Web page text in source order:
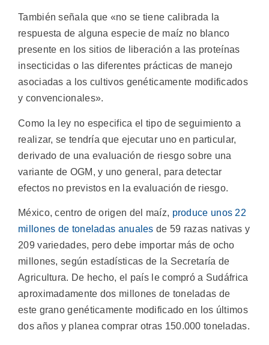
También señala que «no se tiene calibrada la
respuesta de alguna especie de maíz no blanco
presente en los sitios de liberación a las proteínas
insecticidas o las diferentes prácticas de manejo
asociadas a los cultivos genéticamente modificados
y convencionales».
Como la ley no especifica el tipo de seguimiento a
realizar, se tendría que ejecutar uno en particular,
derivado de una evaluación de riesgo sobre una
variante de OGM, y uno general, para detectar
efectos no previstos en la evaluación de riesgo.
México, centro de origen del maíz, produce unos 22
millones de toneladas anuales de 59 razas nativas y
209 variedades, pero debe importar más de ocho
millones, según estadísticas de la Secretaría de
Agricultura. De hecho, el país le compró a Sudáfrica
aproximadamente dos millones de toneladas de
este grano genéticamente modificado en los últimos
dos años y planea comprar otras 150.000 toneladas.